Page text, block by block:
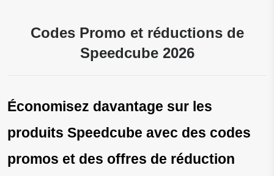
Codes Promo et réductions de
Speedcube 2026
Économisez davantage sur les
produits Speedcube avec des codes
promos et des offres de réduction